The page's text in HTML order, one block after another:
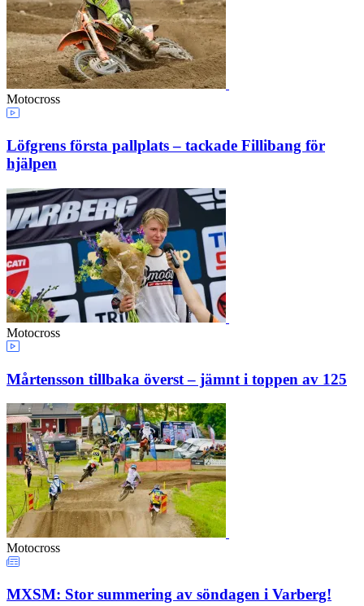
Motocross
Löfgrens första pallplats – tackade Fillibang för
hjälpen
Motocross
Mårtensson tillbaka överst – jämnt i toppen av 125
Motocross
MXSM: Stor summering av söndagen i Varberg!